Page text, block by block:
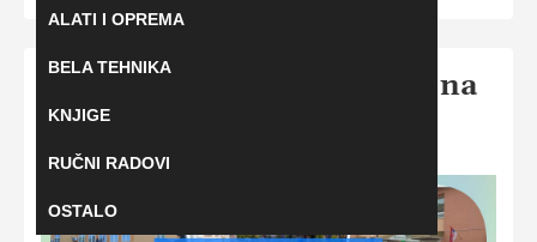
ALATI I OPREMA
BELA TEHNIKA
KNJIGE
RUČNI RADOVI
OSTALO
Postavite svoj oglas u Irigu na
VKontakt mreži